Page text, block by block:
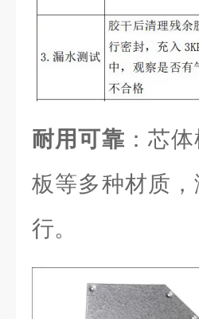
耐用可靠 ：芯
板等多种材质
行。